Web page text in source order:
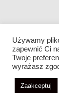
Używamy
zapewnić Ci
Twoje
wyrażasz
Zaakceptuj